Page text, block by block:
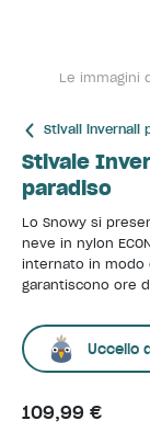
Le immagini
Stivali invernali
Stivale
paradiso
Lo Snowy si
neve in nylon
internato in modo
garantiscono ore
Uccello
109,99 €